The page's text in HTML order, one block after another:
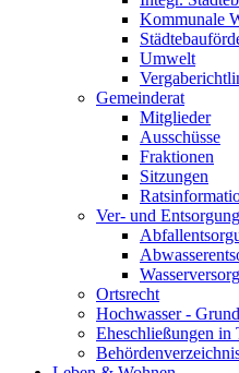
Kommunale
Umwelt
Gemeinderat
Mitglieder
Ausschüsse
Fraktionen
Sitzungen
Ver- und Entsorgung
Ortsrecht
Hochwasser -
Eheschließungen in